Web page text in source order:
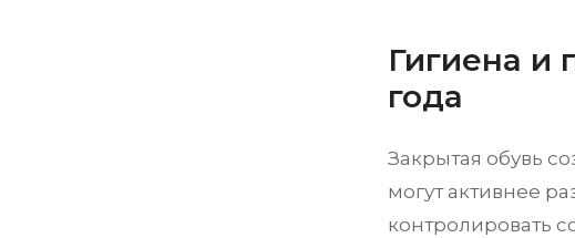
Гигиена и
года
Закрытая обувь
могут активнее
контролировать